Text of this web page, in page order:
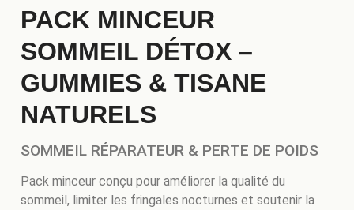
PACK MINCEUR
SOMMEIL DÉTOX –
GUMMIES & TISANE
NATURELS
SOMMEIL RÉPARATEUR & PERTE DE POIDS
Pack minceur conçu pour améliorer la qualité du
sommeil, limiter les fringales nocturnes et soutenir la